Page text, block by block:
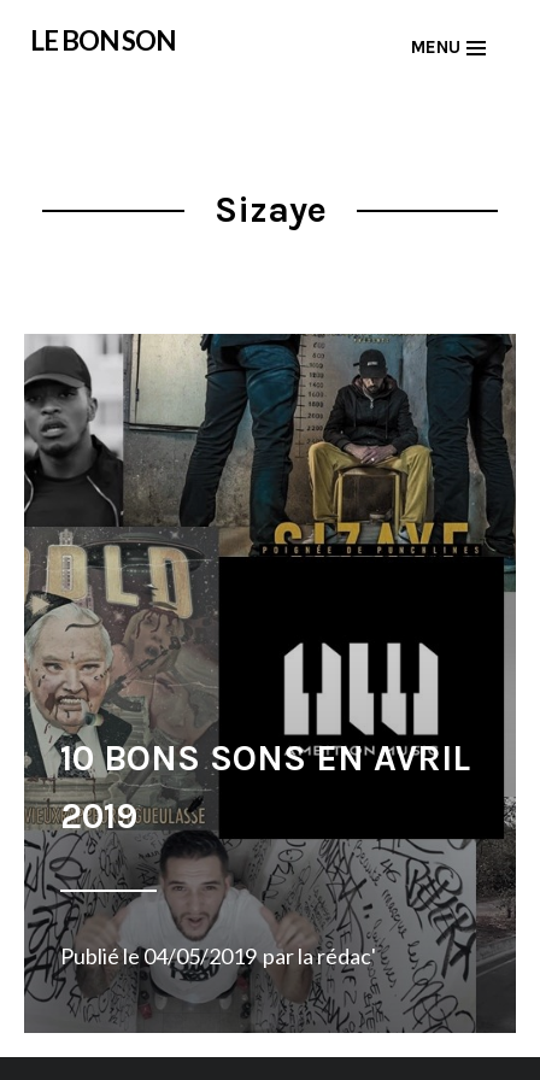
LE BON SON MENU
Sizaye
10 BONS SONS EN AVRIL
2019
Publié le04/05/2019 parla rédac'